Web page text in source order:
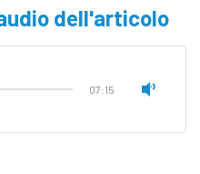
dell'articolo
07:15